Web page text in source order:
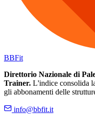
BBFit
Direttorio Nazionale di
Trainer. L'indice consolida
gli abbonamenti delle
info@bbfit.it